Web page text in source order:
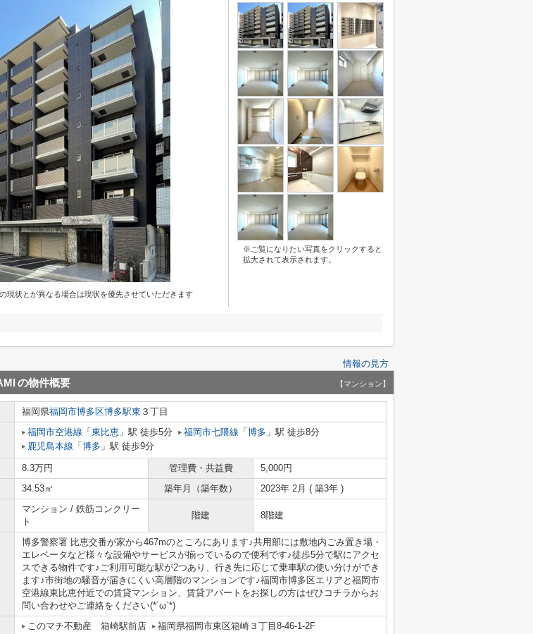
現状とが異なる場合は現状を優先させていただきます
※ご覧になりたい写真をクリックすると
拡大されて表示されます。
情報の見方
の物件概要 【マンション】
福岡県福岡市博多区博多駅東 ３丁目
福岡市空港線 「 東比恵 」駅 徒歩5分 福岡市七隈線 「 博多 」駅 徒歩8分
鹿児島本線 「 博多 」駅 徒歩9分
8.3万円 管理費・共益費
5,000円
34.53㎡ 築年月（築年数） 2023年 2月 ( 築3年 )
マンション / 鉄筋コンクリー
ト
階建 8階建
博多警察署 比恵交番が家から467mのところにあります♪共用部には敷地内ごみ置き場・
エレベータなど様々な設備やサービスが揃っているので便利です♪徒歩5分で駅にアクセ
スできる物件です♪ご利用可能な駅が2つあり、行き先に応じて乗車駅の使い分けができ
ます♪市街地の騒音が届きにくい高層階のマンションです♪福岡市博多区エリアと福岡市
空港線東比恵付近での賃貸マンション、賃貸アパートをお探しの方はぜひコチラからお
問い合わせやご連絡をください(*´ω`*)
このマチ不動産 箱崎駅前店
福岡県福岡市東区箱崎３丁目8-46-1-2F